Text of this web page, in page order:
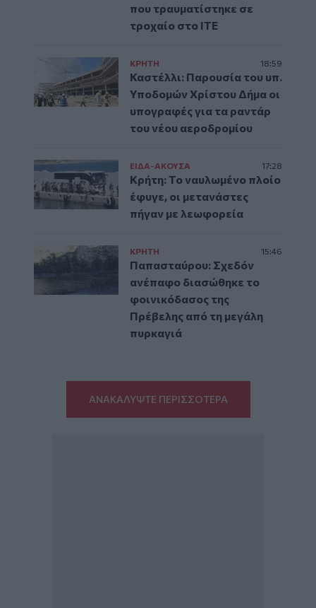
που τραυματίστηκε σε
τροχαίο στο ΙΤΕ
ΚΡΗΤΗ 18:59
Καστέλλι: Παρουσία του υπ.
Υποδομών Χρίστου Δήμα οι
υπογραφές για τα ραντάρ
του νέου αεροδρομίου
ΕΙΔΑ-ΑΚΟΥΣΑ 17:28
Κρήτη: Το ναυλωμένο πλοίο
έφυγε, οι μετανάστες
πήγαν με λεωφορεία
ΚΡΗΤΗ 15:46
Παπασταύρου: Σχεδόν
ανέπαφο διασώθηκε το
φοινικόδασος της
Πρέβελης από τη μεγάλη
πυρκαγιά
ΑΝΑΚΑΛΥΨΤΕ ΠΕΡΙΣΣΟΤΕΡΑ